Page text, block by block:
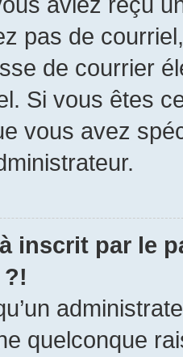
pas de
de courrier
Si vous êtes
vous avez
inscrit par le
quelconque